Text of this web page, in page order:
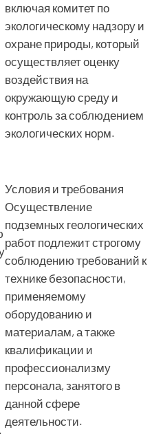
включая комитет по
экологическому надзору и
охране природы, который
осуществляет оценку
воздействия на
окружающую среду и
контроль за соблюдением
экологических норм.
Условия и требования
Осуществление
подземных геологических
работ подлежит строгому
соблюдению требований к
технике безопасности,
применяемому
оборудованию и
материалам, а также
квалификации и
профессионализму
персонала, занятого в
данной сфере
деятельности.